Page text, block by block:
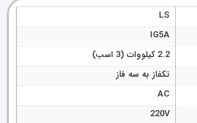
LS
IG5A
2.2 کیلووات (3 اسب)
تکفاز به سه فاز
AC
220V